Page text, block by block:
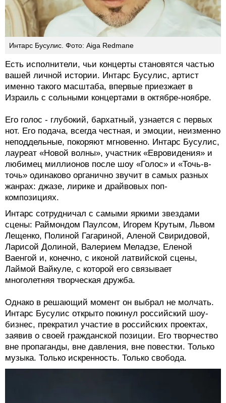
Интарс Бусулис. Фото: Aiga Redmane
Есть исполнители, чьи концерты становятся частью
вашей личной истории. Интарс Бусулис, артист
именно такого масштаба, впервые приезжает в
Израиль с сольными концертами в октябре-ноябре.
Его голос - глубокий, бархатный, узнается с первых
нот. Его подача, всегда честная, и эмоции, неизменно
неподдельные, покоряют мгновенно. Интарс Бусулис,
лауреат «Новой волны», участник «Евровидения» и
любимец миллионов после шоу «Голос» и «Точь-в-
точь» одинаково органично звучит в самых разных
жанрах: джазе, лирике и драйвовых поп-
композициях.
Интарс сотрудничал с самыми яркими звездами
сцены: Раймондом Паулсом, Игорем Крутым, Львом
Лещенко, Полиной Гагариной, Аленой Свиридовой,
Ларисой Долиной, Валерием Меладзе, Еленой
Ваенгой и, конечно, с иконой латвийской сцены,
Лаймой Вайкуле, с которой его связывает
многолетняя творческая дружба.
Однако в решающий момент он выбрал не молчать.
Интарс Бусулис открыто покинул российский шоу-
бизнес, прекратил участие в российских проектах,
заявив о своей гражданской позиции. Его творчество
вне пропаганды, вне давления, вне повестки. Только
музыка. Только искренность. Только свобода.